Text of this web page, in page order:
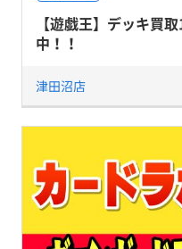
【遊戯王】デッキ買
中！！
津田沼店